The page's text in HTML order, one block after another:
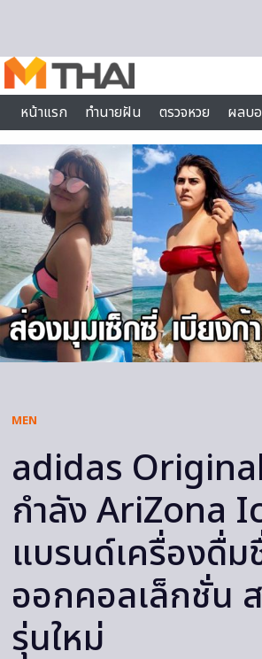
หน้าแรก
ทำนายฝัน ตรวจหวย ผลบ
ไลฟ์สไตล์
MEN
adidas
กำลัง AriZona
แบรนด์เครื่องดื่
ออกคอลเล็กชั่น
รุ่นใหม่